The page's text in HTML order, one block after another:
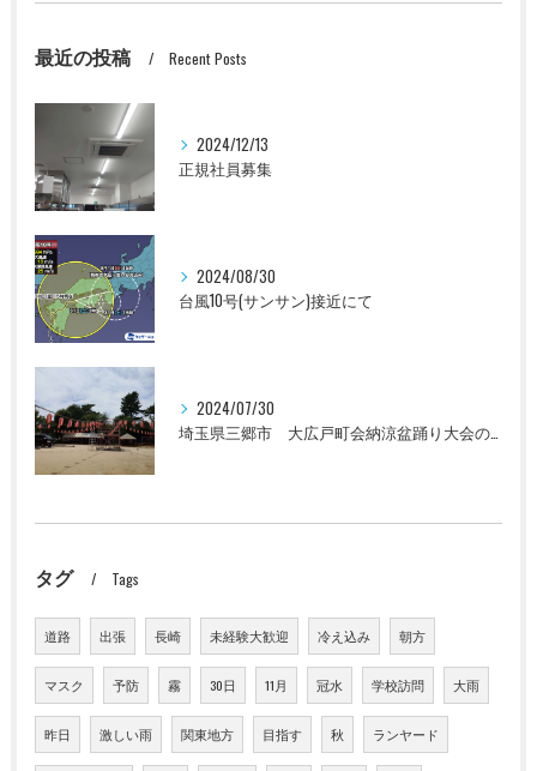
最近の投稿 Recent Posts
2024/12/13
正規社員募集
2024/08/30
台風10号(サンサン)接近にて
2024/07/30
埼玉県三郷市 大広戸町会納涼盆踊り大会のお知らせ 2024
タグ Tags
道路 出張 長崎 未経験大歓迎 冷え込み 朝方
マスク 予防 霧 30日 11月 冠水 学校訪問 大雨
昨日 激しい雨 関東地方 目指す 秋 ランヤード